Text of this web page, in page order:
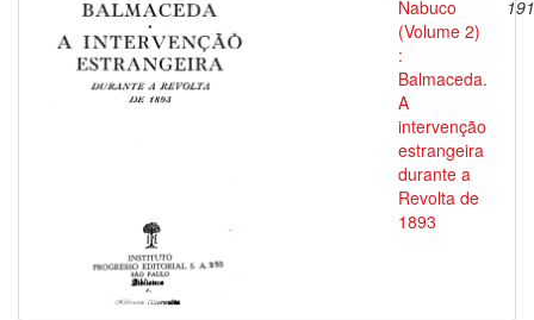
Nabuco
(Volume 2)
:
Balmaceda.
A
intervenção
estrangeira
durante a
Revolta de
1893